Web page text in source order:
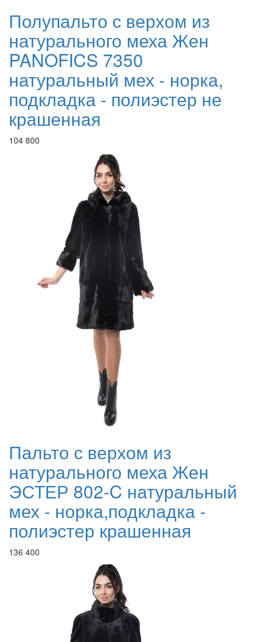
Полупальто с верхом из
натурального меха Жен
PANOFICS 7350
натуральный мех - норка,
подкладка - полиэстер не
крашенная
104 800
Пальто с верхом из
натурального меха Жен
ЭСТЕР 802-C натуральный
мех - норка,подкладка -
полиэстер крашенная
136 400